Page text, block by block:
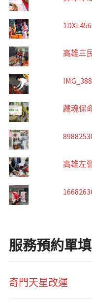
高雄三
藏魂保
高雄左
服務預約單
奇門天星改運